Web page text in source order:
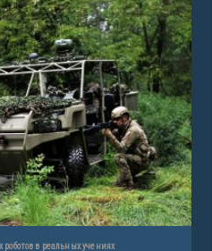
в реальных учениях